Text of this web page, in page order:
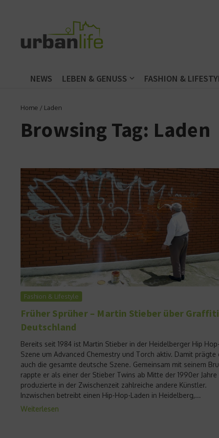
NEWS LEBEN & GENUSS FASHION &
Home / Laden
Browsing Tag: Laden
Fashion & Lifestyle
Früher Sprüher – Martin Stieber über
Deutschland
Bereits seit 1984 ist Martin Stieber in der Heidelberger Hip Hop-
Szene um Advanced Chemestry und Torch aktiv. Damit prägte
auch die gesamte deutsche Szene. Gemeinsam mit seinem
rappte er als einer der Stieber Twins ab Mitte der 1990er Jahre
produzierte in der Zwischenzeit zahlreiche andere Künstler.
Inzwischen betreibt einen Hip-Hop-Laden in Heidelberg,...
Weiterlesen